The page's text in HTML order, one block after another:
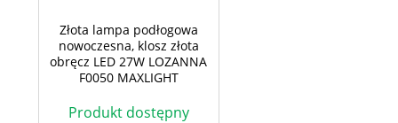
Złota lampa podłogowa
nowoczesna, klosz złota
obręcz LED 27W LOZANNA
F0050 MAXLIGHT
Produkt dostępny